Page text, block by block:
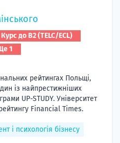
Курс до B2 (TELC/ECL)
1
рейтингах Польщі,
із найпрестижніших
UP-STUDY. Університет
Financial Times.
і психологія бізнесу